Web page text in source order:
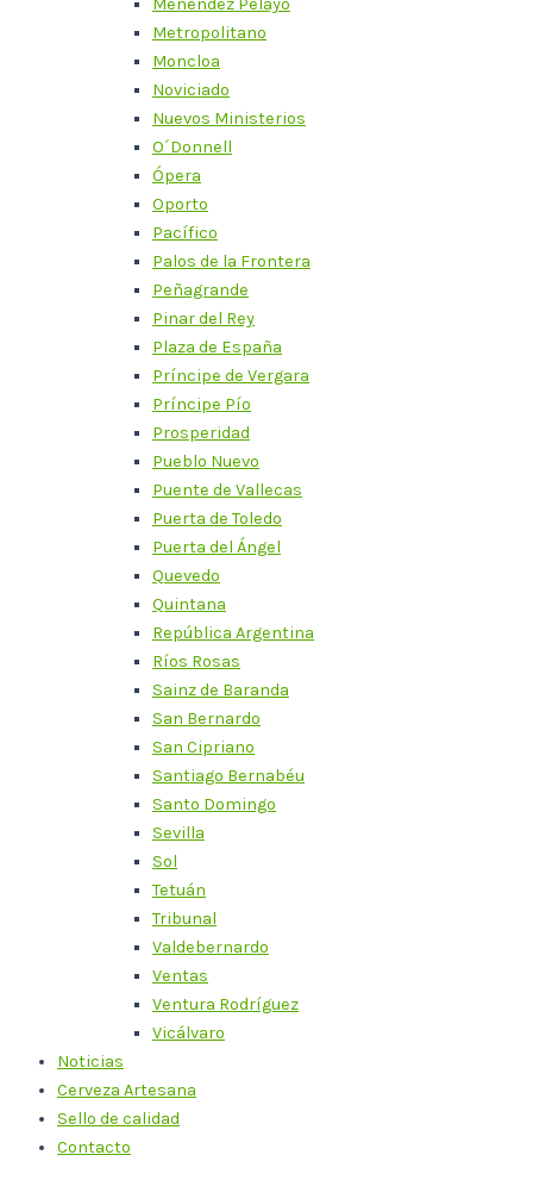
Menéndez Pelayo
Metropolitano
Moncloa
Noviciado
Nuevos Ministerios
O´Donnell
Ópera
Oporto
Pacífico
Palos de la Frontera
Peñagrande
Pinar del Rey
Plaza de España
Príncipe de Vergara
Príncipe Pío
Prosperidad
Pueblo Nuevo
Puente de Vallecas
Puerta de Toledo
Puerta del Ángel
Quevedo
Quintana
República Argentina
Ríos Rosas
Sainz de Baranda
San Bernardo
San Cipriano
Santiago Bernabéu
Santo Domingo
Sevilla
Sol
Tetuán
Tribunal
Valdebernardo
Ventas
Ventura Rodríguez
Vicálvaro
Noticias
Cerveza Artesana
Sello de calidad
Contacto